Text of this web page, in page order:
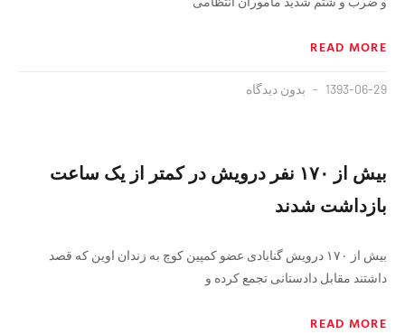
READ MORE
1393-06-29 بدون دیدگاه
بیش از ۱۷۰ نفر درویش در کمتر از یک ساعت
بازداشت شدند
بیش از ۱۷۰ درویش گنابادی عضو کمپین کوچ به زندان اوین که قصد
داشتند مقابل دادستانی تجمع کرده و
READ MORE